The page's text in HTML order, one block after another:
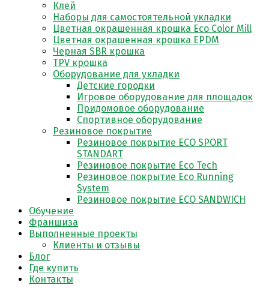
Клей
Наборы для самостоятельной укладки
Цветная окрашенная крошка Eco Color Mill
Цветная окрашенная крошка EPDM
Черная SBR крошка
TPV крошка
Оборудование для укладки
Детские городки
Игровое оборудование для площадок
Придомовое оборудование
Спортивное оборудование
Резиновое покрытие
Резиновое покрытие ECO SPORT
STANDART
Резиновое покрытие Eco Tech
Резиновое покрытие Eco Running
System
Резиновое покрытие ECO SANDWICH
Обучение
Франшиза
Выполненные проекты
Клиенты и отзывы
Блог
Где купить
Контакты